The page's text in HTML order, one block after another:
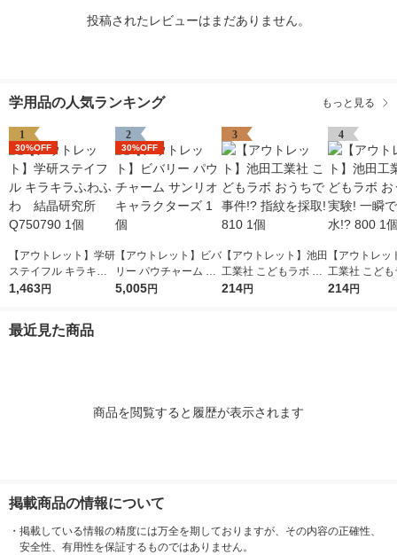
投稿されたレビューはまだありません。
学用品の人気ランキング もっと見る
1
30%OFF
【アウトレット】学研
ステイフル キラキラ
ふわふわ 結晶研究所
1,463円
2
30%OFF
【アウトレット】ビバ
リー パウチャーム サ
ンリオキャラクターズ
5,005円
3
【アウトレット】池田
工業社 こどもラボ お
うちで事件!? 指紋を
214円
4
【アウトレッ
工業社 こども
うちで実験!
214円
最近見た商品
商品を閲覧すると履歴が表示されます
掲載商品の情報について
・ 掲載している情報の精度には万全を期しておりますが、その内容の正確性、
安全性、有用性を保証するものではありません。